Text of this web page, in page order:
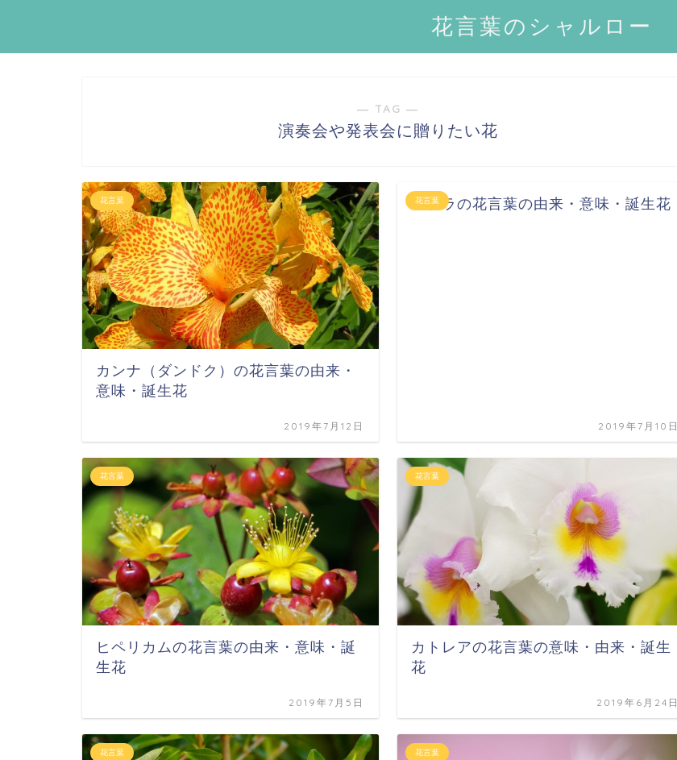
花言葉のシャルロー
― TAG ―
演奏会や発表会に贈りたい花
花言葉
カンナ（ダンドク）の花言葉の由来・
意味・誕生花
2019年7月12日
花言葉
ニゲラの花言葉の由来・意味・誕生花
2019年7月10日
花言葉
ヒペリカムの花言葉の由来・意味・誕
生花
2019年7月5日
花言葉
カトレアの花言葉の意味・由来・誕生
花
2019年6月24日
花言葉 花言葉